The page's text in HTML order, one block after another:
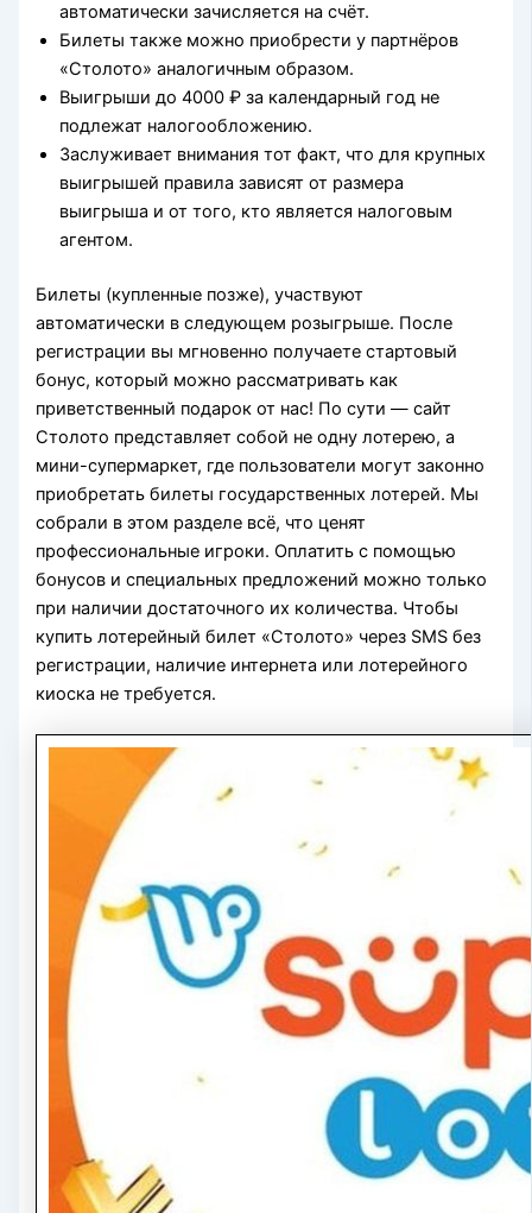
автоматически зачисляется на счёт.
Билеты также можно приобрести у партнёров
«Столото» аналогичным образом.
Выигрыши до 4000 ₽ за календарный год не
подлежат налогообложению.
Заслуживает внимания тот факт, что для крупных
выигрышей правила зависят от размера
выигрыша и от того, кто является налоговым
агентом.
Билеты (купленные позже), участвуют
автоматически в следующем розыгрыше. После
регистрации вы мгновенно получаете стартовый
бонус, который можно рассматривать как
приветственный подарок от нас! По сути — сайт
Столото представляет собой не одну лотерею, а
мини-супермаркет, где пользователи могут законно
приобретать билеты государственных лотерей. Мы
собрали в этом разделе всё, что ценят
профессиональные игроки. Оплатить с помощью
бонусов и специальных предложений можно только
при наличии достаточного их количества. Чтобы
купить лотерейный билет «Столото» через SMS без
регистрации, наличие интернета или лотерейного
киоска не требуется.